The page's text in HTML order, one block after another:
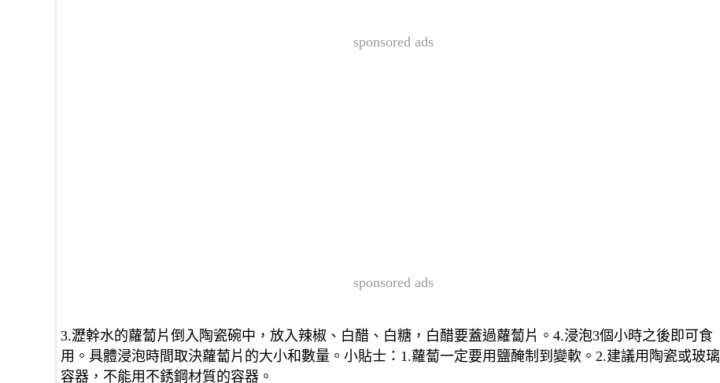
sponsored ads
sponsored ads
3.瀝幹水的蘿蔔片倒入陶瓷碗中，放入辣椒、白醋、白糖，白醋要蓋過蘿蔔片。4.浸泡3個小時之後即可食
用。具體浸泡時間取決蘿蔔片的大小和數量。小貼士：1.蘿蔔一定要用鹽醃制到變軟。2.建議用陶瓷或玻璃
容器，不能用不銹鋼材質的容器。